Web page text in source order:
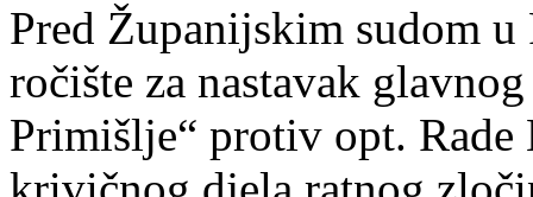
Pred Županijskim sudom u
ročište za nastavak
Primišlje“ protiv opt.